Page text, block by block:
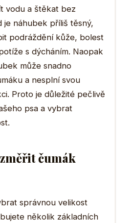
vodu a štěkat bez
je náhubek příliš těsný,
podráždění kůže, bolest
s dýcháním. Naopak
může snadno
a nesplní svou
Proto je důležité pečlivě
psa a vybrat
čumák
správnou velikost
několik základních